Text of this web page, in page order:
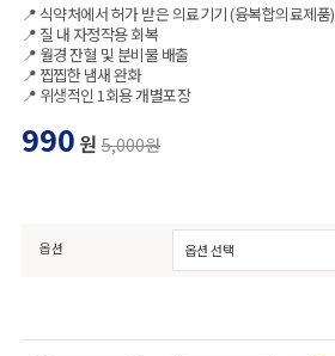
📍 식약처에서 허가 받은 의료기기 (융복합의료제품)
📍 질 내 자정작용 회복
📍 월경 잔혈 및 분비물 배출
📍 찝찝한 냄새 완화
📍 위생적인 1회용 개별포장
990 원 5,000원
옵션